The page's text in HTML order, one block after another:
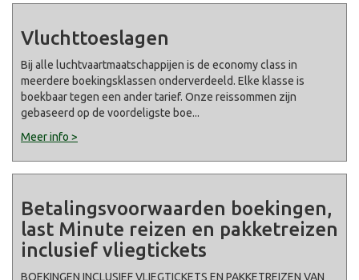
Vluchttoeslagen
Bij alle luchtvaartmaatschappijen is de economy class in
meerdere boekingsklassen onderverdeeld. Elke klasse is
boekbaar tegen een ander tarief. Onze reissommen zijn
gebaseerd op de voordeligste boe...
Meer info >
Betalingsvoorwaarden boekingen,
last Minute reizen en pakketreizen
inclusief vliegtickets
BOEKINGEN INCLUSIEF VLIEGTICKETS EN PAKKETREIZEN VAN